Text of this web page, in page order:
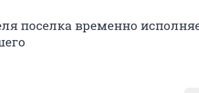
поселка временно